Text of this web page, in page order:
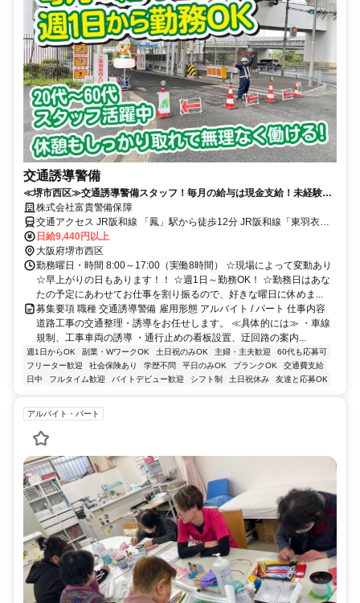
交通誘導警備
≪堺市西区≫交通誘導警備スタッフ！毎月の給与は現金支給！未経験
OK！週1日～◎ご家庭との両立も安心！
株式会社富貴警備保障
交通アクセス JR阪和線 「鳳」駅から徒歩12分 JR阪和線「東羽衣」
駅から徒歩14分 南海本線「羽衣」駅から徒歩14分
日給9,440円以上
大阪府堺市西区
勤務曜日・時間 8:00～17:00（実働8時間） ☆現場によって変動あり
☆早上がりの日もあります！！ ☆週1日～勤務OK！ ☆勤務日はあな
たの予定にあわせてお仕事を割り振るので、好きな曜日に休めま...
募集要項 職種 交通誘導警備 雇用形態 アルバイト / パート 仕事内容
道路工事の交通整理・誘導をお任せします。 ≪具体的には≫ ・車線
規制、工事車両の誘導 ・通行止めの看板設置、迂回路の案内...
週1日からOK 副業・WワークOK 土日祝のみOK 主婦・主夫歓迎
60代も応募可
フリーター歓迎
社会保険あり 学歴不問 平日のみOK ブランクOK
交通費支給
日中
フルタイム歓迎 バイトデビュー歓迎 シフト制 土日祝休み 友達と応募OK
アルバイト・パート